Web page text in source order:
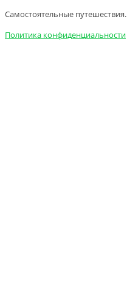
Самостоятельные путешествия.
Политика конфиденциальности